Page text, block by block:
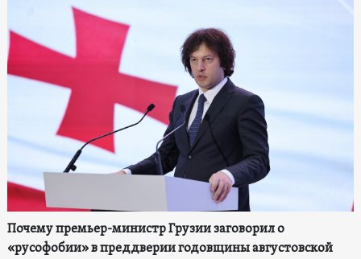
Почему премьер-министр Грузии заговорил о
«русофобии» в преддверии годовщины августовской